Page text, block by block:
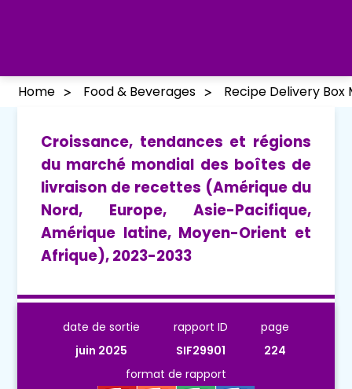
Home Food & Beverages Recipe Delivery Box
Croissance, tendances et régions
du marché mondial des boîtes de
livraison de recettes (Amérique du
Nord, Europe, Asie-Pacifique,
Amérique latine, Moyen-Orient et
Afrique), 2023-2033
date de sortie
juin 2025
rapport ID
SIF29901
page
224
format de rapport